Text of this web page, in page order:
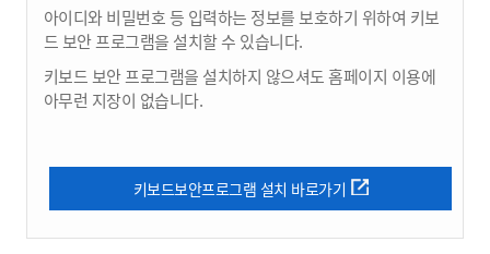
아이디와 비밀번호 등 입력하는 정보를 보호하기 위하여 키보
드 보안 프로그램을 설치할 수 있습니다.
키보드 보안 프로그램을 설치하지 않으셔도 홈페이지 이용에
아무런 지장이 없습니다.
키보드보안프로그램 설치 바로가기